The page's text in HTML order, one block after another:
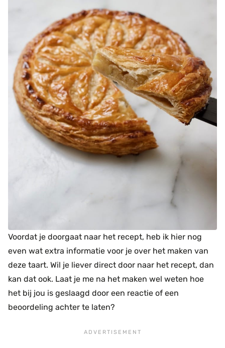
Voordat je doorgaat naar het recept, heb ik hier nog
even wat extra informatie voor je over het maken van
deze taart. Wil je liever direct door naar het recept, dan
kan dat ook. Laat je me na het maken wel weten hoe
het bij jou is geslaagd door een reactie of een
beoordeling achter te laten?